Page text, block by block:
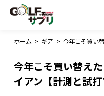
ホーム > ギア >
今年こそ買い替え
イアン【計測と試打